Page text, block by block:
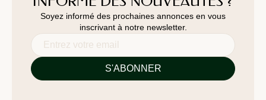
Soyez informé des prochaines annonces en vous
inscrivant à notre newsletter.